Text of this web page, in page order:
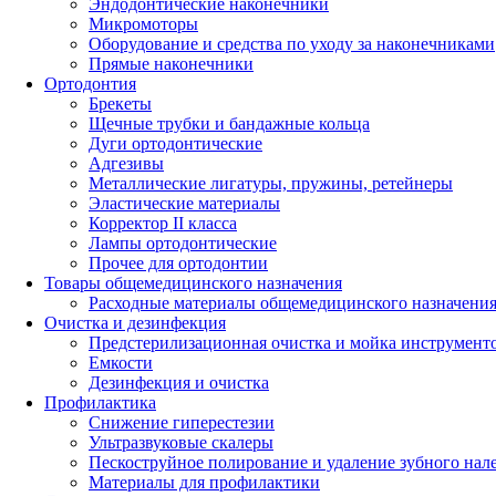
Микромоторы
Оборудование и средства по уходу за наконечниками
Прямые наконечники
Ортодонтия
Брекеты
Щечные трубки и бандажные кольца
Дуги ортодонтические
Адгезивы
Металлические лигатуры, пружины, ретейнеры
Эластические материалы
Корректор II класса
Лампы ортодонтические
Прочее для ортодонтии
Товары общемедицинского назначения
Расходные материалы общемедицинского назначения
Очистка и дезинфекция
Предстерилизационная очистка и мойка
Емкости
Дезинфекция и очистка
Профилактика
Снижение гиперестезии
Ультразвуковые скалеры
Пескоструйное полирование и удаление зубного
Материалы для профилактики